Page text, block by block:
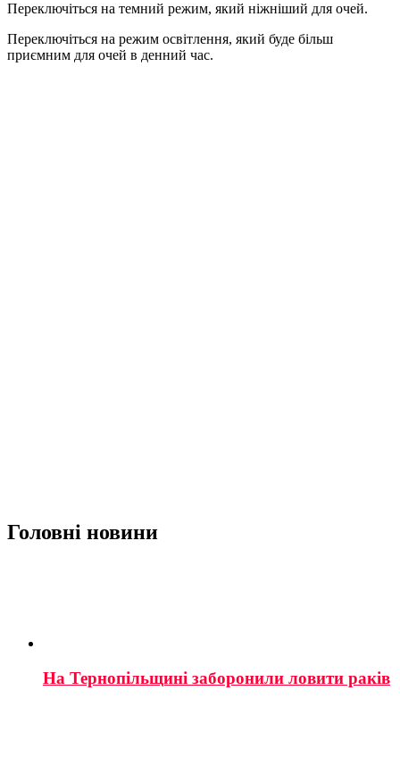
Переключіться на темний режим, який ніжніший для очей.
Переключіться на режим освітлення, який буде більш
приємним для очей в денний час.
Головні новини
На Тернопільщині заборонили ловити раків